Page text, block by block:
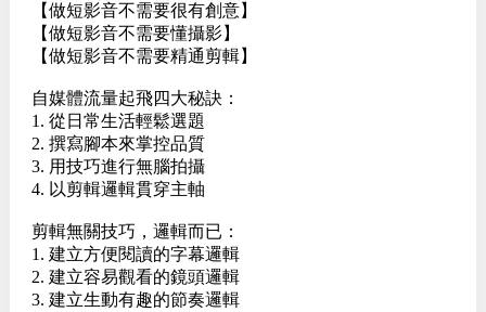
【做短影音不需要很有創意】
【做短影音不需要懂攝影】
【做短影音不需要精通剪輯】
自媒體流量起飛四大秘訣：
1. 從日常生活輕鬆選題
2. 撰寫腳本來掌控品質
3. 用技巧進行無腦拍攝
4. 以剪輯邏輯貫穿主軸
剪輯無關技巧，邏輯而已：
1. 建立方便閱讀的字幕邏輯
2. 建立容易觀看的鏡頭邏輯
3. 建立生動有趣的節奏邏輯